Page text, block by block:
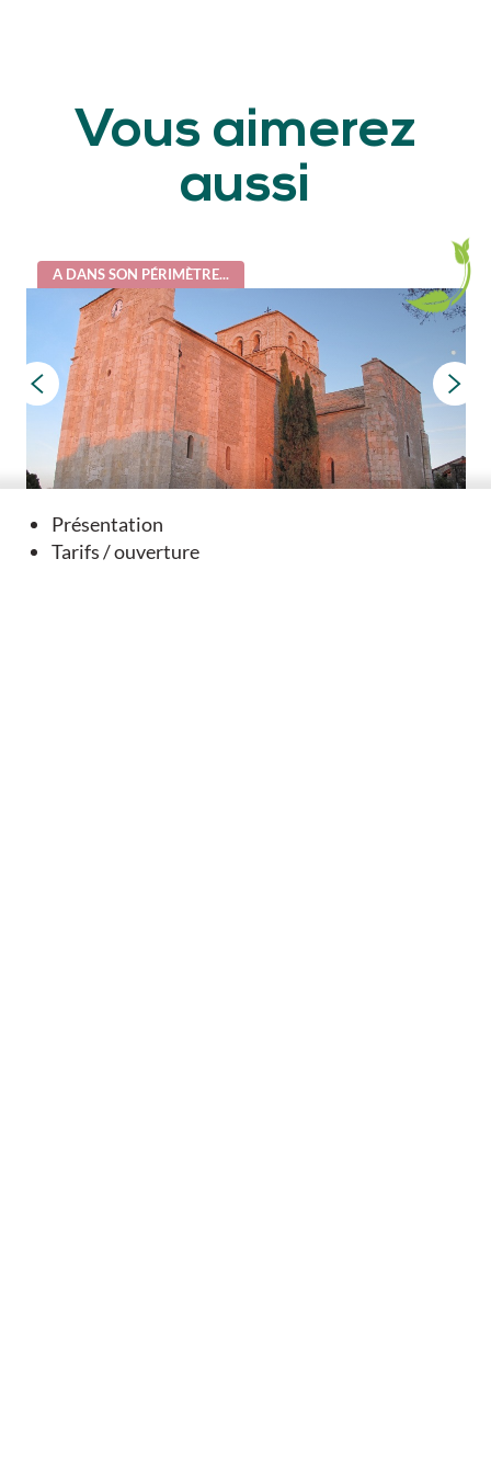
Présentation
Tarifs / ouverture
Vous aimerez
aussi
Église prieurale Saint-Michel
A DANS SON PÉRIMÈTRE...